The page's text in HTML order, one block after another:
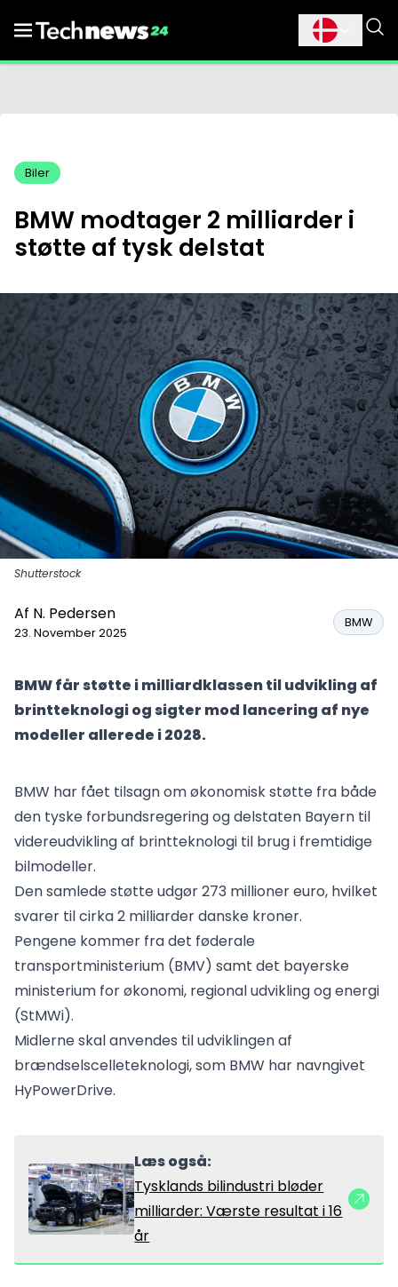
Biler
BMW modtager 2 milliarder i
støtte af tysk delstat
Shutterstock
Af N. Pedersen
23. November 2025
BMW
BMW får støtte i milliardklassen til udvikling af
brintteknologi og sigter mod lancering af nye
modeller allerede i 2028.
BMW har fået tilsagn om økonomisk støtte fra både
den tyske forbundsregering og delstaten Bayern til
videreudvikling af brintteknologi til brug i fremtidige
bilmodeller.
Den samlede støtte udgør 273 millioner euro, hvilket
svarer til cirka 2 milliarder danske kroner.
Pengene kommer fra det føderale
transportministerium (BMV) samt det bayerske
ministerium for økonomi, regional udvikling og energi
(StMWi).
Midlerne skal anvendes til udviklingen af
brændselscelleteknologi, som BMW har navngivet
HyPowerDrive.
Læs også:
Tysklands bilindustri bløder
milliarder: Værste resultat i 16
år